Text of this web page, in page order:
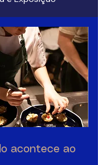
acontece ao